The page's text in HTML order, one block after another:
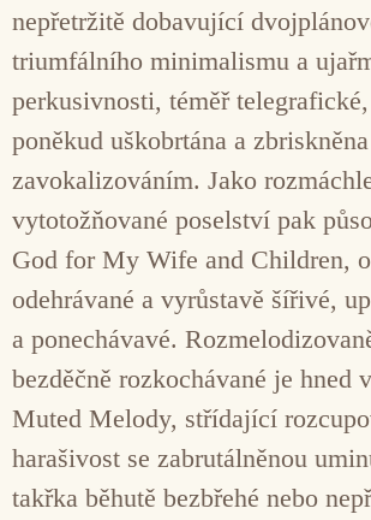
nepřetržitě dobavující
triumfálního minimalismu a
perkusivnosti, téměř
poněkud uškobrtána a
zavokalizováním. Jako
vytotožňované poselství pak
God for My Wife and Children,
odehrávané a vyrůstavě šířivé,
a ponechávavé.
bezděčně rozkochávané je hned
Muted Melody, střídající
harašivost se zabrutálněnou
takřka běhutě bezbřehé nebo